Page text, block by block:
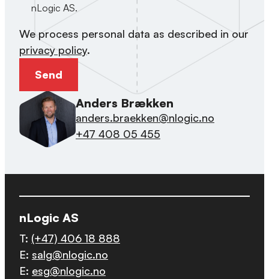
nLogic AS.
We process personal data as described in our
privacy policy.
Anders Brækken
anders.braekken@nlogic.no
+47 408 05 455
nLogic AS
T: (+47) 406 18 888
E: salg@nlogic.no
E: esg@nlogic.no